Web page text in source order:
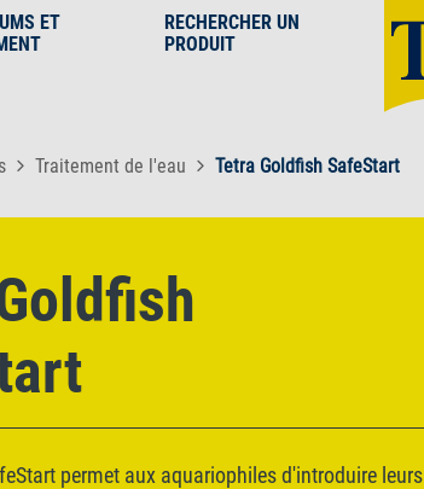
ET
RECHERCHER UN
PRODUIT
Traitement de l'eau Tetra Goldfish SafeStart
permet aux aquariophiles d'introduire leurs